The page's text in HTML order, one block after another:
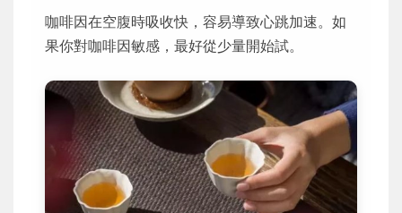
咖啡因在空腹時吸收快，容易導致心跳加速。如
果你對咖啡因敏感，最好從少量開始試。